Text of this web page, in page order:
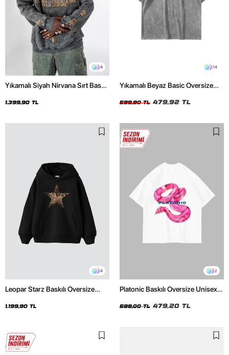
4
Yıkamalı Siyah Nirvana Sırt Baskılı
1.399,90 TL
14
Yıkamalı Beyaz Basic Oversize
599,90 TL 479,92 TL
4
Leopar Starz Baskılı Oversize
1.199,90 TL
2
Platonic Baskılı Oversize Unisex
599,00 TL 479,20 TL